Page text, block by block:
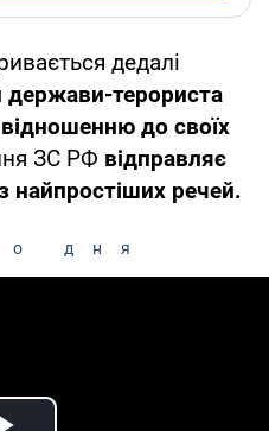
дедалі
держави-терориста
до своїх
ЗС РФ відправляє
найпростіших речей.
дня